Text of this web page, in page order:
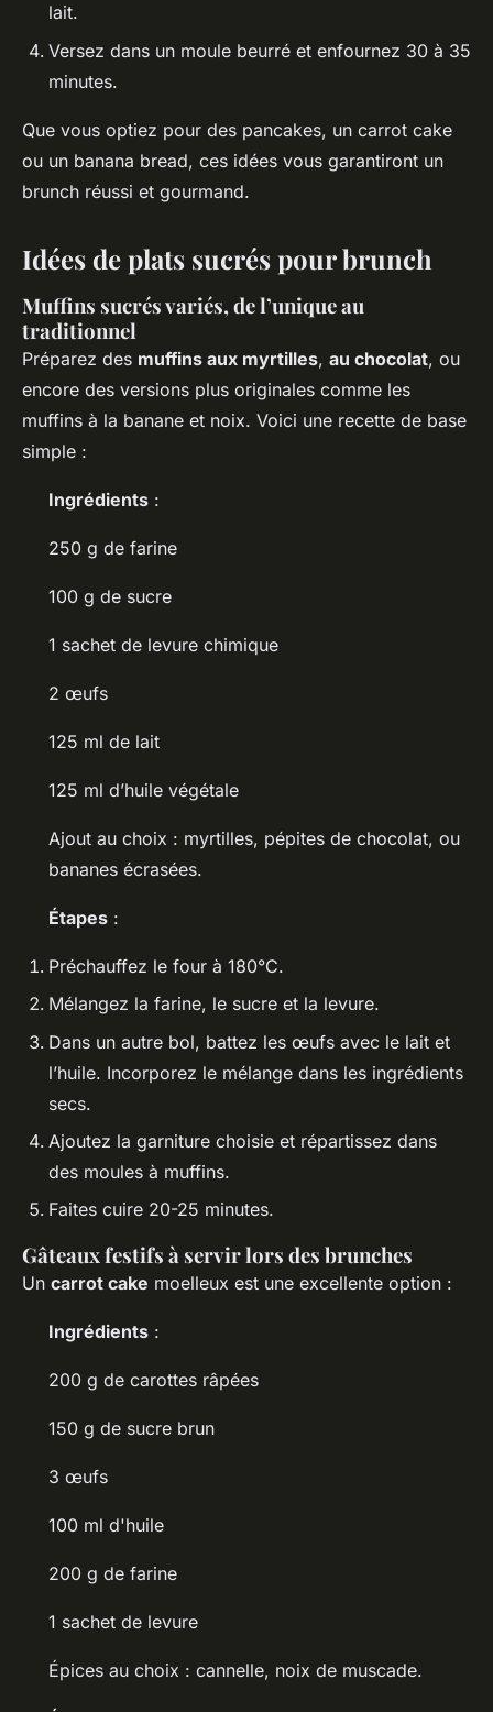
lait.
Versez dans un moule beurré et enfournez 30 à 35
minutes.
Que vous optiez pour des pancakes, un carrot cake
ou un banana bread, ces idées vous garantiront un
brunch réussi et gourmand.
Idées de plats sucrés pour brunch
Muffins sucrés variés, de l’unique au
traditionnel
Préparez des muffins aux myrtilles, au chocolat, ou
encore des versions plus originales comme les
muffins à la banane et noix. Voici une recette de base
simple :
Ingrédients :
250 g de farine
100 g de sucre
1 sachet de levure chimique
2 œufs
125 ml de lait
125 ml d’huile végétale
Ajout au choix : myrtilles, pépites de chocolat, ou
bananes écrasées.
Étapes :
Préchauffez le four à 180°C.
Mélangez la farine, le sucre et la levure.
Dans un autre bol, battez les œufs avec le lait et
l’huile. Incorporez le mélange dans les ingrédients
secs.
Ajoutez la garniture choisie et répartissez dans
des moules à muffins.
Faites cuire 20-25 minutes.
Gâteaux festifs à servir lors des brunches
Un carrot cake moelleux est une excellente option :
Ingrédients :
200 g de carottes râpées
150 g de sucre brun
3 œufs
100 ml d'huile
200 g de farine
1 sachet de levure
Épices au choix : cannelle, noix de muscade.